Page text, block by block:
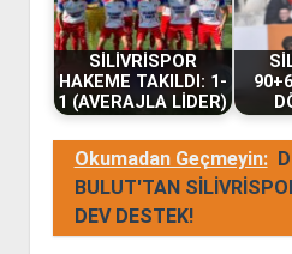
SİLİVRİSPOR
HAKEME TAKILDI: 1-
1 (AVERAJLA LİDER)
Okumadan Geçmeyin:
BULUT'TAN
DEV DESTEK!